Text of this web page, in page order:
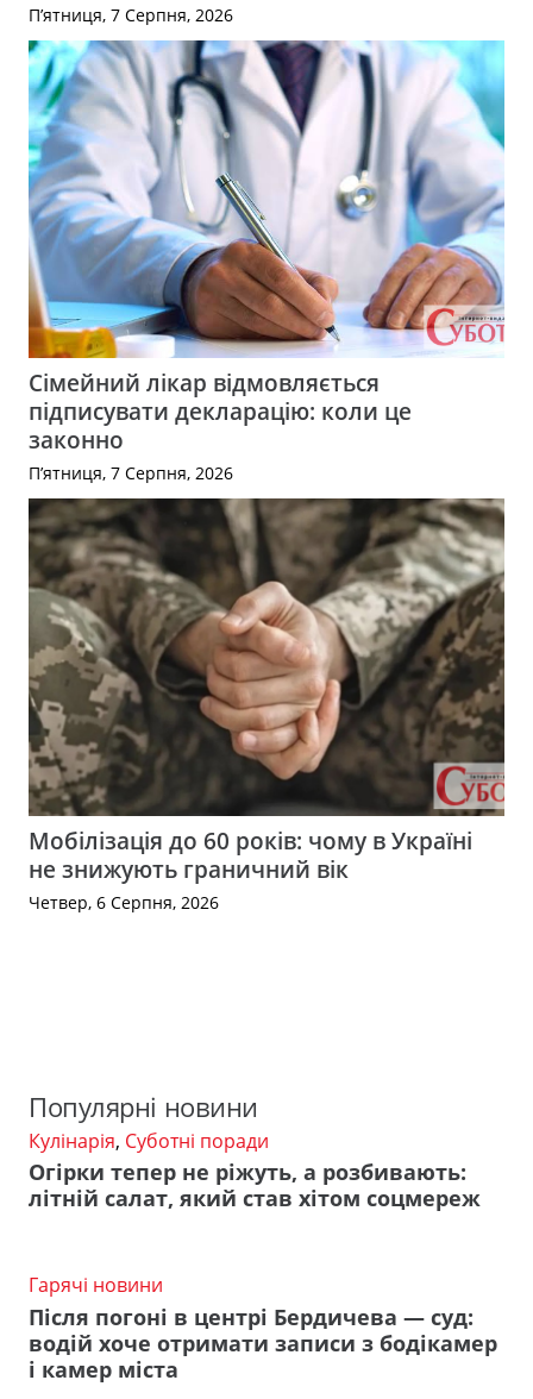
П’ятниця, 7 Серпня, 2026
Сімейний лікар відмовляється
підписувати декларацію: коли це
законно
П’ятниця, 7 Серпня, 2026
Мобілізація до 60 років: чому в Україні
не знижують граничний вік
Четвер, 6 Серпня, 2026
Популярні новини
Кулінарія, Суботні поради
Огірки тепер не ріжуть, а розбивають:
літній салат, який став хітом соцмереж
Гарячі новини
Після погоні в центрі Бердичева — суд:
водій хоче отримати записи з бодікамер
і камер міста